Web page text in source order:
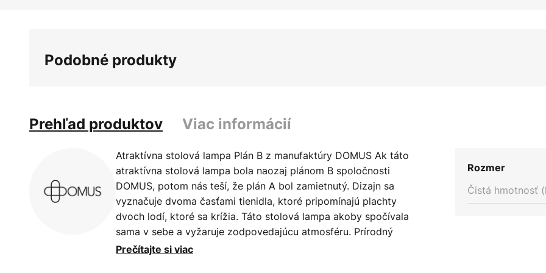
Podobné produkty
Prehľad produktov Viac informácií
Atraktívna stolová lampa Plán B z manufaktúry DOMUS Ak táto
atraktívna stolová lampa bola naozaj plánom B spoločnosti
DOMUS, potom nás teší, že plán A bol zamietnutý. Dizajn sa
vyznačuje dvoma časťami tienidla, ktoré pripomínajú plachty
dvoch lodí, ktoré sa krížia. Táto stolová lampa akoby spočívala
sama v sebe a vyžaruje zodpovedajúcu atmosféru. Prírodný
lunopal tienidiel pôsobí nádherne jemne, ale vyznačuje sa vysokou
Prečítajte si viac
Rozmer
Čistá hmotnosť